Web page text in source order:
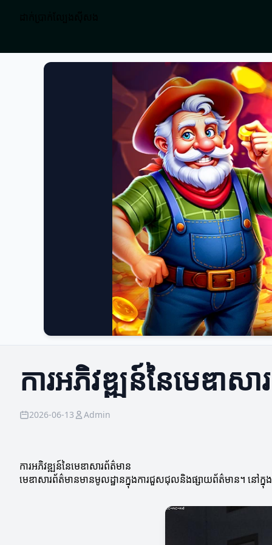
ការអភិវឌ្ឍន៍នៃមេឌាស
2026-06-13 Admin
ការអភិវឌ្ឍន៍នៃមេឌាសារព័ត៌មាន
មេឌាសារព័ត៌មានមានមូលដ្ឋានក្នុងការជួសជុលនិងផ្សាយព័ត៌មាន។ នៅក្